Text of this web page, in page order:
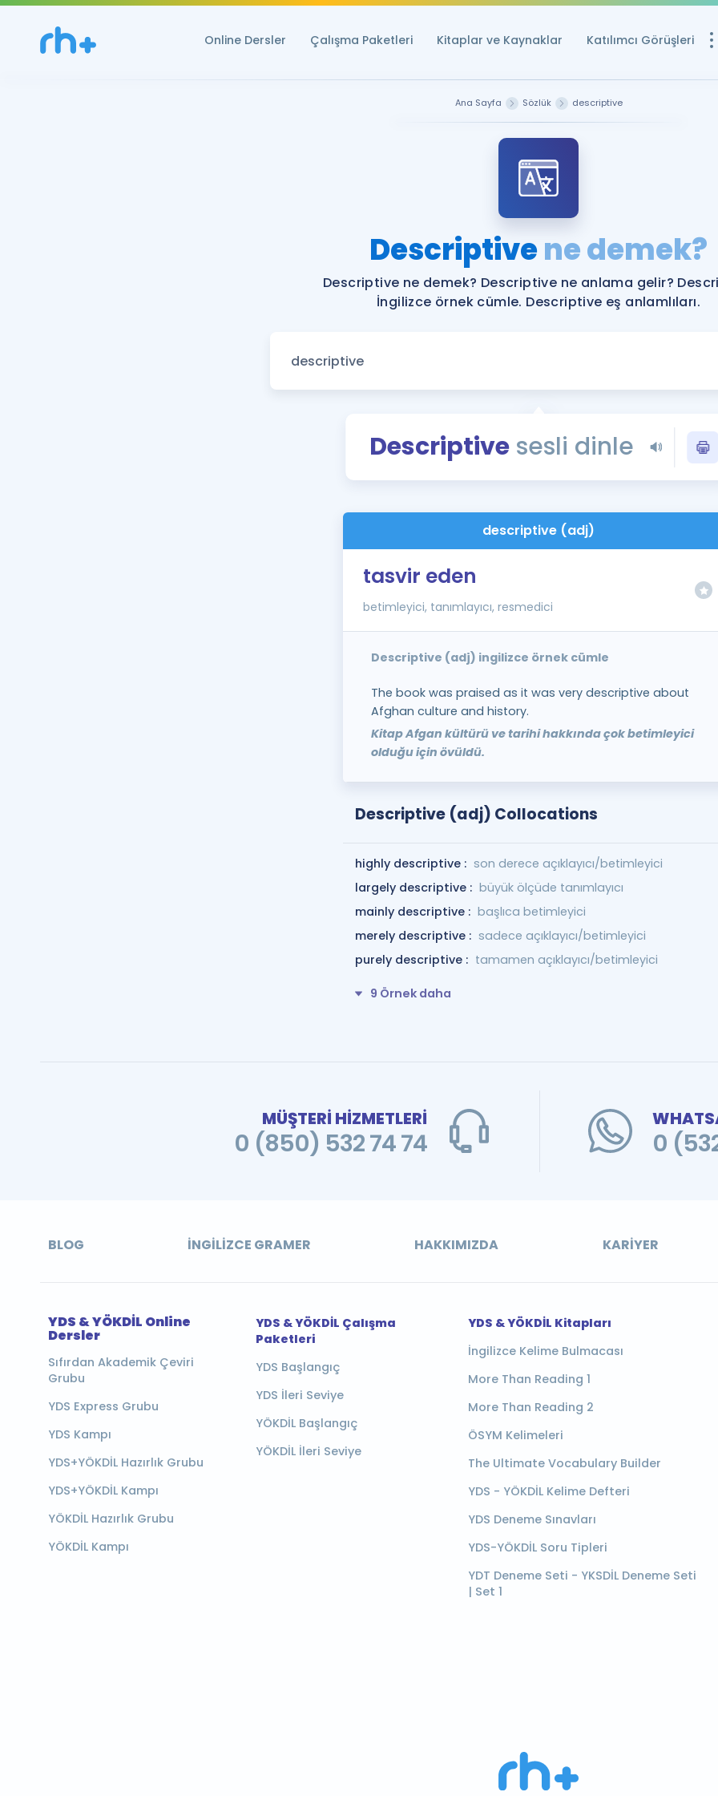
Online Dersler Çalışma Paketleri Kitaplar ve Kaynaklar Katılımcı Görüşleri
Ücretsiz
YDS ve YÖKDİL
YDS ve YÖKDİL'e
Tüm ÖSYM
YDS - YÖKDİL
İngilizce
Ana Sayfa Sözlük descriptive
Descriptivene demek?
Descriptive ne demek? Descriptive ne anlama gelir?
İngilizce örnek cümle. Descriptive eş anlamlıları.
Descriptive sesli dinle
descriptive (adj)
tasvir eden
betimleyici, tanımlayıcı, resmedici
Descriptive (adj) ingilizce örnek cümle
The book was praised as it was very descriptive about
Afghan culture and history.
Kitap Afgan kültürü ve tarihi hakkında çok betimleyici
olduğu için övüldü.
Descriptive (adj) Collocations
highly descriptive : son derece açıklayıcı/betimleyici
largely descriptive : büyük ölçüde tanımlayıcı
mainly descriptive : başlıca betimleyici
merely descriptive : sadece açıklayıcı/betimleyici
purely descriptive : tamamen açıklayıcı/betimleyici
9 Örnek daha
MÜŞTERİ HİZMETLERİ
0 (850) 532 74 74 0
BLOG İNGILIZCE GRAMER HAKKIMIZDA KARIYER
YDS & YÖKDİL Online
Dersler
Sıfırdan Akademik Çeviri
Grubu
YDS Express Grubu
YDS Kampı
YDS+YÖKDİL Hazırlık Grubu
YDS+YÖKDİL Kampı
YÖKDİL Hazırlık Grubu
YÖKDİL Kampı
YDS & YÖKDİL Çalışma
Paketleri
YDS Başlangıç
YDS İleri Seviye
YÖKDİL Başlangıç
YÖKDİL İleri Seviye
YDS & YÖKDİL Kitapları
İngilizce Kelime Bulmacası
More Than Reading 1
More Than Reading 2
ÖSYM Kelimeleri
The Ultimate Vocabulary Builder
YDS - YÖKDİL Kelime Defteri
YDS Deneme Sınavları
YDS-YÖKDİL Soru Tipleri
YDT Deneme Seti - YKSDİL Deneme Seti
| Set 1